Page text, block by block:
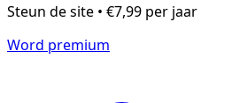
Steun de site • €7,99 per jaar
Word premium